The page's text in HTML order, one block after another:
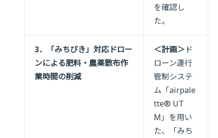
を確認し
た。
3．「みちびき」対応ドロー
ンによる肥料・農薬散布作
業時間の削減
＜計画＞ ド
ローン運行
管制システ
ム「airpale
tte® UT
M」を用い
た、「みち